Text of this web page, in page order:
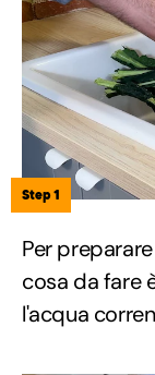
Step 1
Per
cosa da fare
l'acqua